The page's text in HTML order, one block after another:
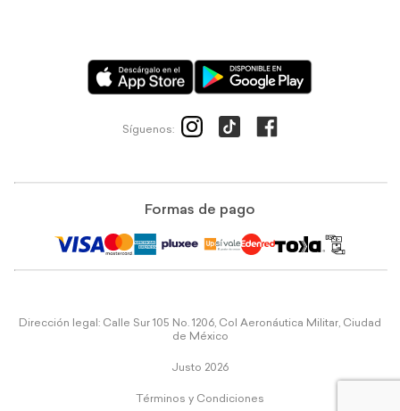
Síguenos:
Formas de pago
Dirección legal: Calle Sur 105 No. 1206, Col Aeronáutica Militar, Ciudad
de México
Justo 2026
Términos y Condiciones